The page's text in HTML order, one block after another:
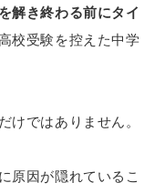
解き終わる前にタイ
校受験を控えた中学
けではありません。
原因が隠れているこ